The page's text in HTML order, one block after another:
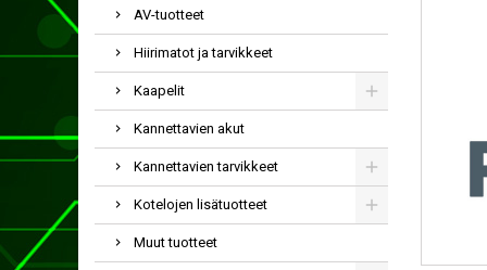
AV-tuotteet
Hiirimatot ja tarvikkeet
Kaapelit
Kannettavien akut
Kannettavien tarvikkeet
Kotelojen lisätuotteet
Muut tuotteet